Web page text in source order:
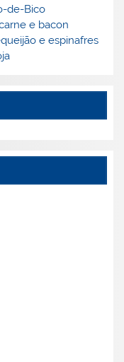
de-Bico
e bacon
e espinafres